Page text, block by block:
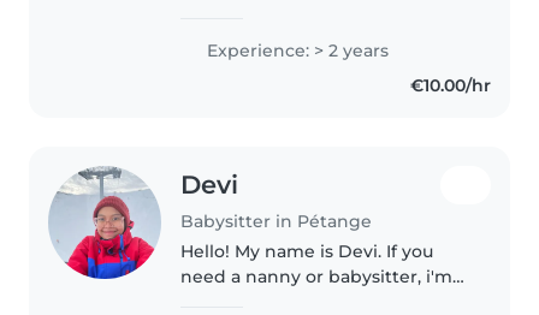
excellent relationnel avec les
enfants et je m'amuse toujours..
Experience: > 2 years
€10.00/hr
Devi
Babysitter in Pétange
Hello! My name is Devi. If you
need a nanny or babysitter, i'm